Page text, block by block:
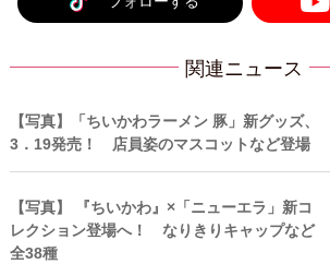
関連ニュース
【写真】「ちいかわラーメン 豚」新グッズ、
3．19発売！ 店員姿のマスコットなど登場
【写真】 『ちいかわ』×「ニューエラ」新コ
レクション登場へ！ なりきりキャップなど
全38種